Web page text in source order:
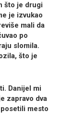
što je drugi
je izvukao
mali da
po
slomila.
što je
Danijel mi
zapravo dva
mesto